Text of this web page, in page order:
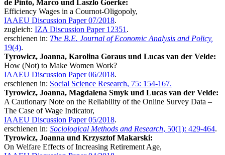
de Pinto, Marco und Laszlo Goerke:
Efficiency Wages in a Cournot-Oligopoly,
IAAEU Discussion Paper 07/2018.
zugleich: IZA Discussion Paper 12351 .
erschienen in: The B.E. Journal of Economic Analysis and Policy,
19(4).
Tyrowicz, Joanna, Karolina Goraus und Lucas van der Velde:
How (Not) to Make Women Work?
IAAEU Discussion Paper 06/2018.
erschienen in: Social Science Research, 75: 154-167.
Tyrowicz, Joanna, Magdalena Smyk und Lucas van der Velde:
A Cautionary Note on the Reliability of the Online Survey Data –
The Case of Wage Indicator,
IAAEU Discussion Paper 05/2018.
erschienen in: Sociological Methods and Research, 50(1): 429-464.
Tyrowicz, Joanna und Krzysztof Makarski:
On Welfare Effects of Increasing Retirement Age,